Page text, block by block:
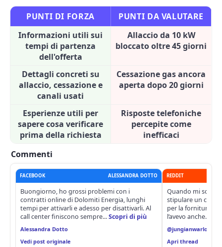
PUNTI DI FORZA
PUNTI DA VALUTARE
Informazioni utili sui
tempi di partenza
dell'offerta
Allaccio da 10 kW
bloccato oltre 45 giorni
Dettagli concreti su
allaccio, cessazione e
canali usati
Cessazione gas ancora
aperta dopo 20 giorni
Esperienze utili per
sapere cosa verificare
prima della richiesta
Risposte telefoniche
percepite come
inefficaci
Commenti
FACEBOOK ALESSANDRA DOTTO
Buongiorno, ho grossi problemi con i
contratti online di Dolomiti Energia, lunghi
tempi per attivarli e adesso per disattivarli. Al
call center finiscono sempre...Scopri di più
Alessandra Dotto
Vedi post originale
REDDIT
Quando mi sono
stipulare un
per la fornitura
l’avevo anche...
@jungianwarlock
Apri thread